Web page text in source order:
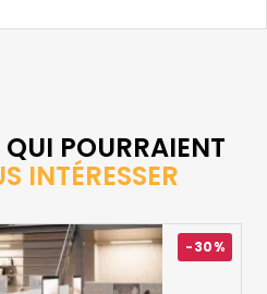
QUI POURRAIENT
INTÉRESSER
-30%